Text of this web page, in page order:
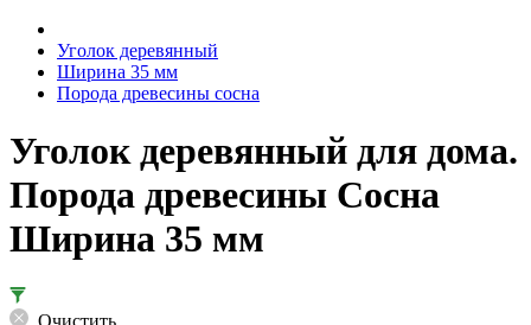
Уголок деревянный
Ширина 35 мм
Порода древесины сосна
Уголок деревянный для дома.
Порода древесины Сосна
Ширина 35 мм
Очистить